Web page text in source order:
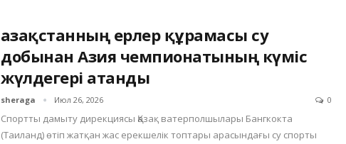
Қазақстанның ерлер құрамасы су
добынан Азия чемпионатының күміс
жүлдегері атанды
sheraga Июл 26, 2026 0
Спортты дамыту дирекциясы Қазақ ватерполшылары Бангкокта
(Таиланд) өтіп жатқан жас ерекшелік топтары арасындағы су спорты